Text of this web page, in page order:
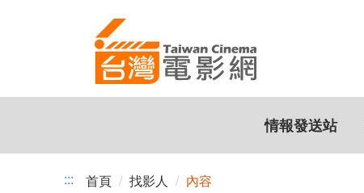
情報發送站
::: 首頁 找影人 內容